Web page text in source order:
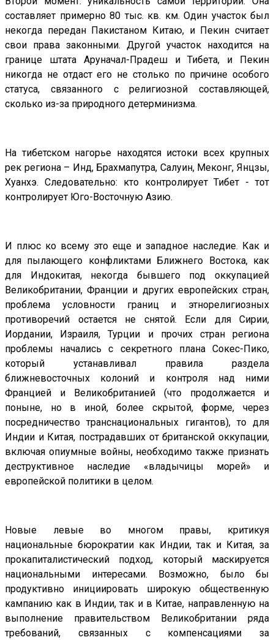
составляет примерно 80 тыс. кв. км. Один участок был
некогда передан Пакистаном Китаю, и Пекин считает
свои права законными. Другой участок находится на
границе штата Аруначал-Прадеш и Тибета, и Пекин
никогда не отдаст его не столько по причине особого
статуса, связанного с религиозной составляющей,
сколько из-за природного детерминизма.
На тибетском нагорье находятся истоки всех крупных
рек региона – Инд, Брахмапутра, Салуин, Меконг, Янцзы,
Хуанхэ. Следовательно: кто контролирует Тибет - тот
контролирует Юго-Восточную Азию.
И плюс ко всему это еще и западное наследие. Как и
для пылающего конфликтами Ближнего Востока, как
для Индокитая, некогда бывшего под оккупацией
Великобритании, Франции и других европейских стран,
проблема условности границ и этнорелигиозных
противоречий остается не снятой. Если для Сирии,
Иордании, Израиля, Турции и прочих стран региона
проблемы начались с секретного плана Сокес-Пико,
который устанавливал правила раздела
ближневосточных колоний и контроля над ними
Францией и Великобританией (что продолжается и
поныне, но в иной, более скрытой, форме, через
посредничество транснациональных гигантов), то для
Индии и Китая, пострадавших от британской оккупации,
включая опиумные войны, необходимо также признать
деструктивное наследие «владычицы морей» и
европейской политики в целом.
Новые левые во многом правы, критикуя
национальные бюрократии как Индии, так и Китая, за
прокапиталистический подход, который маскируется
национальными интересами. Возможно, было бы
продуктивно инициировать широкую общественную
кампанию как в Индии, так и в Китае, направленную на
выполнение правительством Великобритании ряда
требований, связанных с компенсациями за